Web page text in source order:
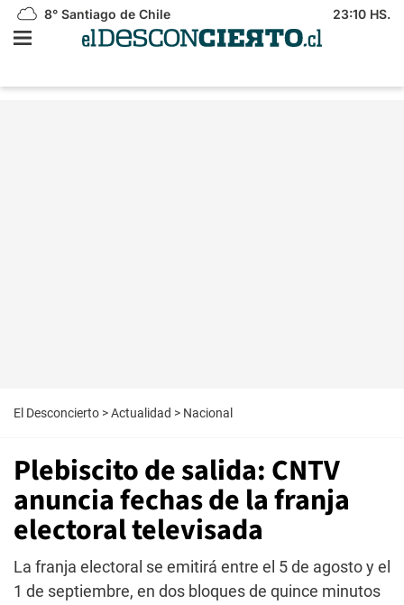
8° Santiago de Chile 23:10 HS.
El Desconcierto >Actualidad > Nacional
Plebiscito de salida: CNTV
anuncia fechas de la franja
electoral televisada
La franja electoral se emitirá entre el 5 de agosto y el
1 de septiembre, en dos bloques de quince minutos